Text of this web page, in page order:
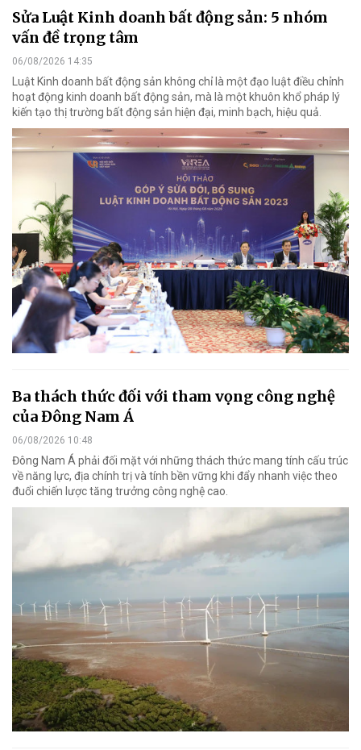
Sửa Luật Kinh doanh bất động sản: 5 nhóm
vấn đề trọng tâm
06/08/2026 14:35
Luật Kinh doanh bất động sản không chỉ là một đạo luật điều chỉnh
hoạt động kinh doanh bất động sản, mà là một khuôn khổ pháp lý
kiến tạo thị trường bất động sản hiện đại, minh bạch, hiệu quả.
Ba thách thức đối với tham vọng công nghệ
của Đông Nam Á
06/08/2026 10:48
Đông Nam Á phải đối mặt với những thách thức mang tính cấu trúc
về năng lực, địa chính trị và tính bền vững khi đẩy nhanh việc theo
đuổi chiến lược tăng trưởng công nghệ cao.